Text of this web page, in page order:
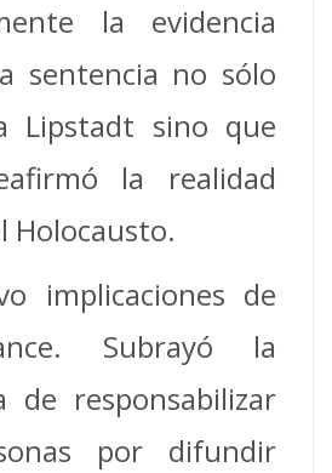
la evidencia
sentencia no sólo
Lipstadt sino que
la realidad
Holocausto.
implicaciones de
Subrayó la
de responsabilizar
por difundir